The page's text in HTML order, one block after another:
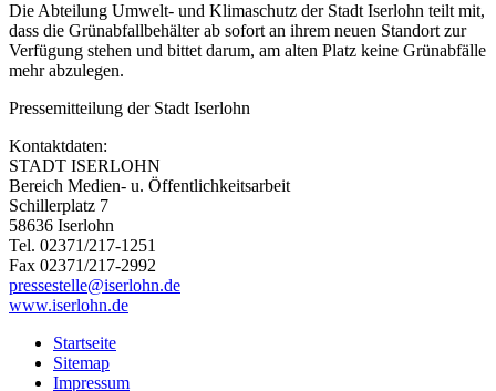
Die Abteilung Umwelt- und Klimaschutz der Stadt Iserlohn teilt mit,
dass die Grünabfallbehälter ab sofort an ihrem neuen Standort zur
Verfügung stehen und bittet darum, am alten Platz keine Grünabfälle
mehr abzulegen.
Pressemitteilung der Stadt Iserlohn
Kontaktdaten:
STADT ISERLOHN
Bereich Medien- u. Öffentlichkeitsarbeit
Schillerplatz 7
58636 Iserlohn
Tel. 02371/217-1251
Fax 02371/217-2992
pressestelle@iserlohn.de
www.iserlohn.de
Startseite
Sitemap
Impressum